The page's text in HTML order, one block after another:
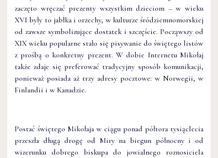
zaczęto wręczać prezenty wszystkim dzieciom – w wieku
XVI były to jabłka i orzechy, w kulturze śródziemnomorskiej
od zawsze symbolizujące dostatek i szczęście. Począwszy od
XIX wieku popularne stało się pisywanie do świętego listów
z prośbą o konkretny prezent. W dobie Internetu Mikołaj
także zdaje się preferować tradycyjny sposób komunikacji,
ponieważ posiada aż trzy adresy pocztowe: w Norwegii, w
Finlandii i w Kanadzie.
Postać świętego Mikołaja w ciągu ponad półtora tysiąclecia
przeszła długą drogę od Miry na biegun północny i od
wizerunku dobrego biskupa do jowialnego roznosiciela